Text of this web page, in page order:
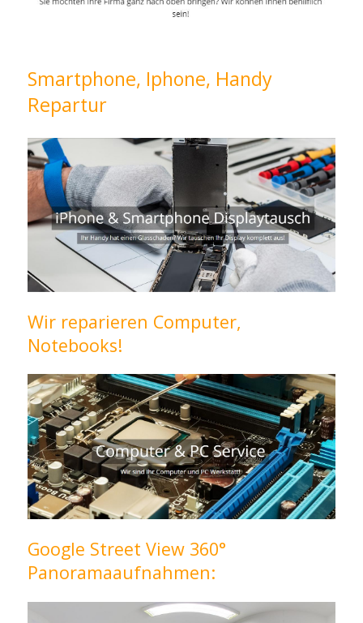
Smartphone, Iphone, Handy
Repartur
Wir reparieren Computer,
Notebooks!
Google Street View 360°
Panoramaaufnahmen: